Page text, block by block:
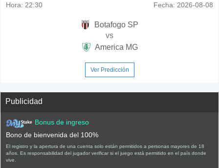
Hora: 22:30 Fecha: 2026-08-08
Botafogo SP
vs
America MG
Ver Predicción
Publicidad
Bonus de ingreso
Bono de bienvenida del 100%
El registro y la apertura de una cuenta solo están permitidos a personas mayores de 18
años. Es responsabilidad del jugador verificar si el juego está permitido en el país donde
vive.